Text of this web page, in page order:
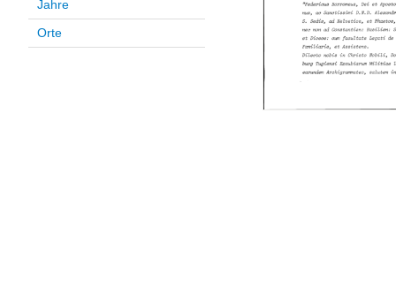
Jahre
Orte